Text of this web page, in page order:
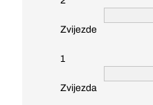
Zvijezde
1
Zvijezda